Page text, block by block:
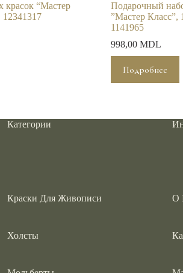
красок “Мастер
12341317
Подарочный
”Мастер Класс”,
1141965
998,00 MDL
Подробнее
Категории
Краски Для Живописи
Холсты
О